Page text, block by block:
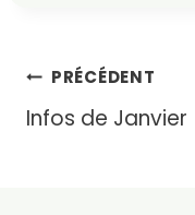
Navigation
de
PRÉCÉDENT
Infos de Janvier